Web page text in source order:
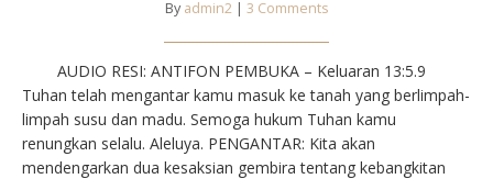
By admin2 | 3 Comments
AUDIO RESI: ANTIFON PEMBUKA – Keluaran 13:5.9⁣
Tuhan telah mengantar kamu masuk ke tanah yang berlimpah-
limpah susu dan madu. Semoga hukum Tuhan kamu
renungkan selalu. Aleluya.⁣ ⁣PENGANTAR⁣: Kita akan
mendengarkan dua kesaksian gembira tentang kebangkitan